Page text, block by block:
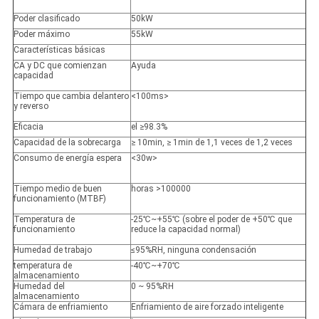
Poder clasificado
50kW
Poder máximo
55kW
Características básicas
CA y DC que comienzan
capacidad
Ayuda
Tiempo que cambia delantero
y reverso
<100ms>
Eficacia
el ≥98.3%
Capacidad de la sobrecarga
≥ 10min, ≥ 1min de 1,1 veces de 1,2 veces
Consumo de energía espera
<30w>
Tiempo medio de buen
funcionamiento (MTBF)
horas >100000
Temperatura de
funcionamiento
-25℃~+55℃ (sobre el poder de +50℃ que
reduce la capacidad normal)
Humedad de trabajo
≤95%RH, ninguna condensación
temperatura de
almacenamiento
-40℃~+70℃
Humedad del
almacenamiento
0 ~ 95%RH
Cámara de enfriamiento
Enfriamiento de aire forzado inteligente